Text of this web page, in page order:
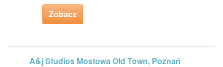
Zobacz
A&j Studios Mostowa Old Town, Poznań